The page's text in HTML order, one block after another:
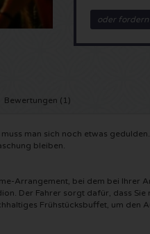
oder fordern
Bewertungen (1)
man sich noch etwas
bleiben.
Arrangement, bei dem bei Ihrer
Der Fahrer sorgt dafür, dass
Frühstücksbuffet, um den